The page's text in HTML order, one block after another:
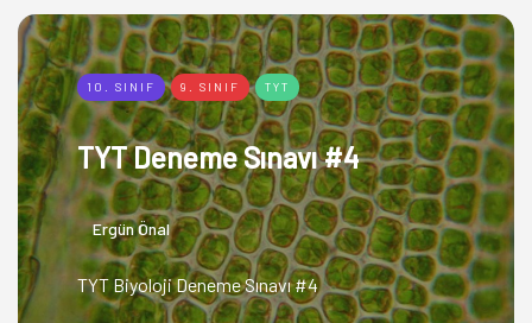
10. SINIF 9. SINIF TYT
TYT Deneme Sınavı #4
Ergün Önal
TYT Biyoloji Deneme Sınavı #4